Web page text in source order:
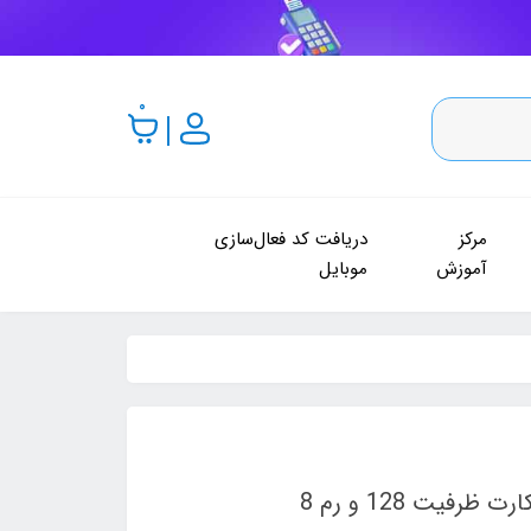
0
مرکز
آموزش
دریافت کد فعال‌سازی
موبایل